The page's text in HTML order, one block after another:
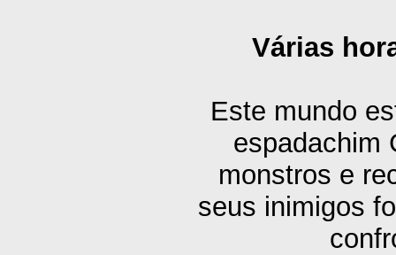
Várias
Este mundo
espadachim
monstros e
seus inimigos